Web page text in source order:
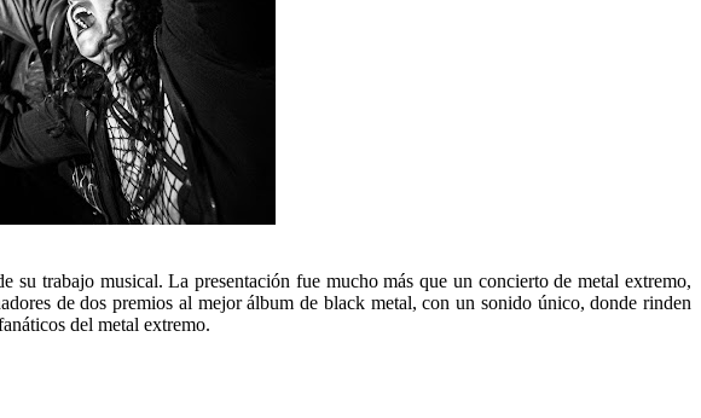
su trabajo musical. La presentación fue mucho más que un concierto de metal extremo,
de dos premios al mejor álbum de black metal, con un sonido único, donde rinden
del metal extremo.